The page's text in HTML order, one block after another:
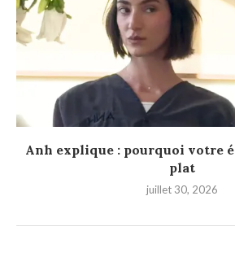
Anh explique : pourquoi votre
plat
juillet 30, 2026